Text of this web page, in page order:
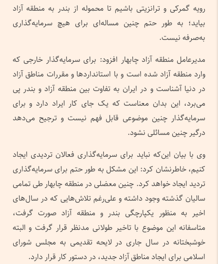
رویه گمرکی و ترانزیتی باشیم تا محموله از بندر به منطقه آزاد
بیاید؛ به طور حتم چنین مساله‌ای برای هیچ سرمایه‌گذاری
به‌صرفه نیست.
مدیرعامل منطقه آزاد چابهار افزود: برای سرمایه‌گذار خارجی که
وارد منطقه آزاد شده است و با استانداردها و مقررات مناطق آزاد
در دنیا آشناست و در ایران به تفاوت بین منطقه آزاد و بندر پی
می‌برد، این بدان معناست که یک جای کار ایراد دارد و برای
سرمایه‌گذار چنین موضوعی قابل فهم نیست و ترجیح می‌دهد
درگیر چنین مسائلی نشود.
وی با بیان این‌که نباید برای سرمایه‌گذاری فعالان تردیدی ایجاد
کنیم، خاطرنشان کرد: این مشکل به طور حتم برای سرمایه‌گذاری
تردید ایجاد خواهد کرد. چنین معضلی در منطقه چابهار طی تمامی
سالیان گذشته وجود داشته و علی‌رغم تلاش‌هایی که در سال‌های
اخیر به منظور یکپارچگی بندر و منطقه آزاد صورت گرفت،
متاسفانه این موضوع با تاخیر طولانی مدنظر قرار گرفت و البته
خوشبختانه در سال جاری در لایحه تقدیمی به مجلس شورای
اسلامی برای ایجاد مناطق آزاد جدید، در دستور کار قرار دارد.